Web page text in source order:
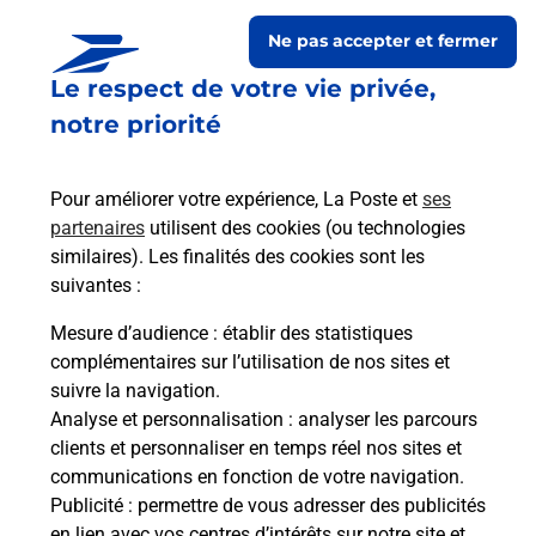
Le respect de votre vie privée,
notre priorité
Pour améliorer votre expérience, La Poste et ses
partenaires utilisent des cookies (ou technologies
similaires). Les finalités des cookies sont les
suivantes :
Mesure d’audience : établir des statistiques
complémentaires sur l’utilisation de nos sites et
suivre la navigation.
Analyse et personnalisation : analyser les parcours
clients et personnaliser en temps réel nos sites et
communications en fonction de votre navigation.
Publicité : permettre de vous adresser des publicités
Ne pas accepter et fermer
Boîte aux lettres La Poste
Prochaine collecte du courrier vendredi
08h30
1 Rue Des Ecoles
25160 Oye Et Pallet
Itinéraire
Le lien s'ouvre dans un nouvel onglet